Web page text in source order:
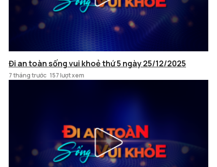
Đi an toàn sống vui khoẻ thứ 5 ngày 25/12/2025
7 tháng trước 157 lượt xem